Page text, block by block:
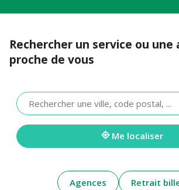
Rechercher un service ou une
proche de vous
Veuillez
renseigner
une
adresse
Me localiser
Agences
Retrait